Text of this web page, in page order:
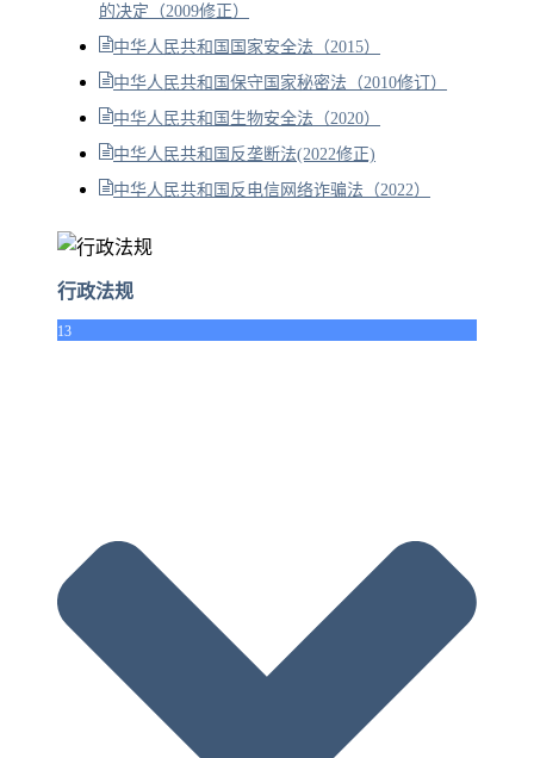
的决定（2009修正）
中华人民共和国国家安全法（2015）
中华人民共和国保守国家秘密法（2010修订）
中华人民共和国生物安全法（2020）
中华人民共和国反垄断法(2022修正)
中华人民共和国反电信网络诈骗法（2022）
行政法规
13